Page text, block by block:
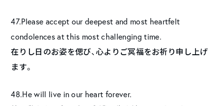
47.Please accept our deepest and most heartfelt
condolences at this most challenging time.
在りし日のお姿を偲び、心よりご冥福をお祈り申し上げ
ます。
48.He will live in our heart forever.